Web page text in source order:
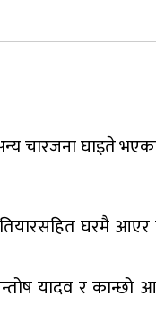
चारजना घाइते
घरमै
यादव र